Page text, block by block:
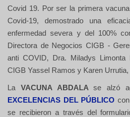
Covid 19. Por ser la primera
Covid-19, demostrado una
enfermedad severa y del 100%
Directora de Negocios CIGB -
anti COVID, Dra. Miladys Limonta
CIGB Yassel Ramos y Karen Urrutia,
La VACUNA ABDALAse alzó
EXCELENCIAS DEL PÚBLICO
se recibieron a través del